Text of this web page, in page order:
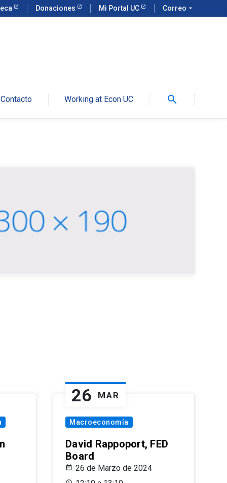
Donaciones Mi Portal UC Correo arrow_drop_down
Contacto Working at Econ UC search
26 MAR
Macroeconomía
David Rappoport, FED
Board
26 de Marzo de 2024